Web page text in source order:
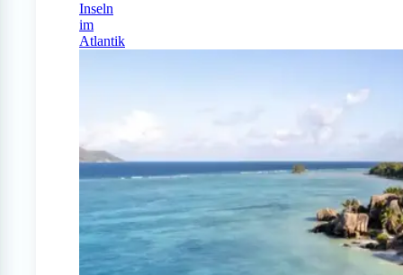
Inseln
im
Atlantik